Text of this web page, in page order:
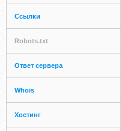
Ссылки
Robots.txt
Ответ сервера
Whois
Хостинг